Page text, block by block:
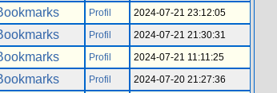
Profil
2024-07-21 23:12:05
Profil
2024-07-21 21:30:31
Profil
2024-07-21 11:11:25
Profil
2024-07-20 21:27:36